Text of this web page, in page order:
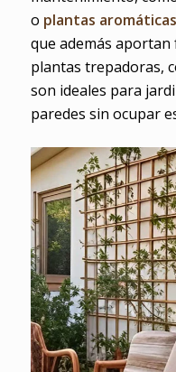
o plantas
que además
plantas trepadoras,
son ideales para
paredes sin ocupar